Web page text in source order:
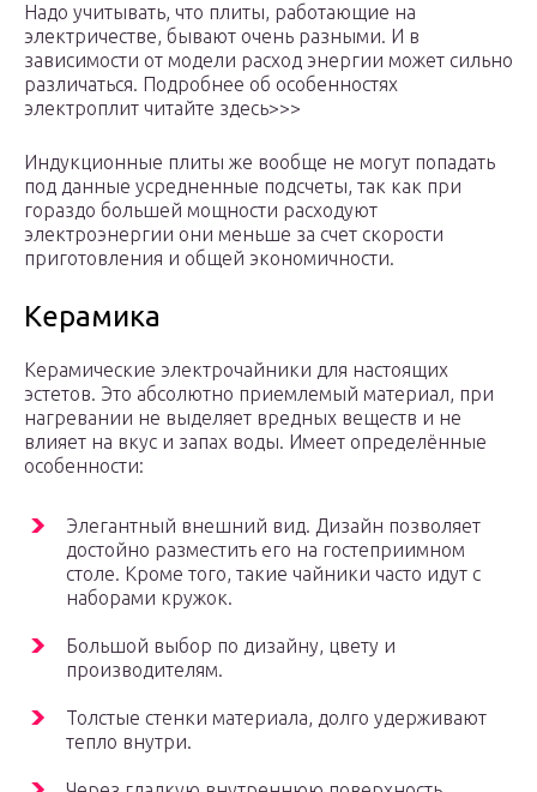
Надо учитывать, что плиты, работающие на
электричестве, бывают очень разными. И в
зависимости от модели расход энергии может сильно
различаться. Подробнее об особенностях
электроплит читайте здесь>>>
Индукционные плиты же вообще не могут попадать
под данные усредненные подсчеты, так как при
гораздо большей мощности расходуют
электроэнергии они меньше за счет скорости
приготовления и общей экономичности.
Керамика
Керамические электрочайники для настоящих
эстетов. Это абсолютно приемлемый материал, при
нагревании не выделяет вредных веществ и не
влияет на вкус и запах воды. Имеет определённые
особенности:
Элегантный внешний вид. Дизайн позволяет
достойно разместить его на гостеприимном
столе. Кроме того, такие чайники часто идут с
наборами кружок.
Большой выбор по дизайну, цвету и
производителям.
Толстые стенки материала, долго удерживают
тепло внутри.